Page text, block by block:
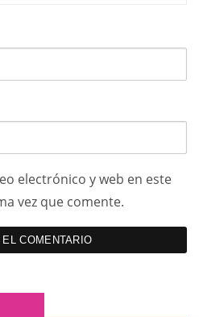
electrónico y web en este
vez que comente.